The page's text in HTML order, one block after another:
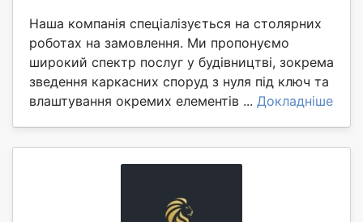
Наша компанія спеціалізується на столярних
роботах на замовлення. Ми пропонуємо
широкий спектр послуг у будівництві, зокрема
зведення каркасних споруд з нуля під ключ та
влаштування окремих елементів ... Докладніше